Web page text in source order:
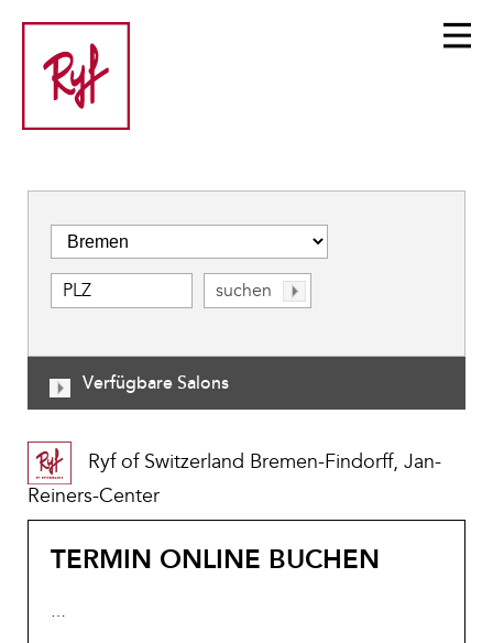
Verfügbare Salons
Ryf of Switzerland Bremen-Findorff, Jan-
Reiners-Center
TERMIN ONLINE BUCHEN
…